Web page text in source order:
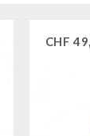
CHF